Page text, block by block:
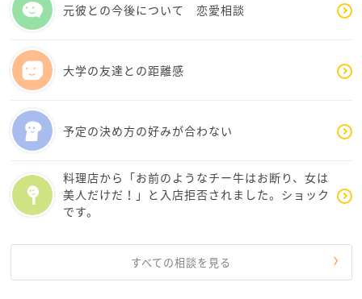
元彼との今後について 恋愛相談
大学の友達との距離感
予定の決め方の好みが合わない
料理店から「お前のようなチー牛はお断り、女は
美人だけだ！」と入店拒否されました。ショック
です。
すべての相談を見る